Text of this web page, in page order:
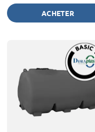
ACHETER